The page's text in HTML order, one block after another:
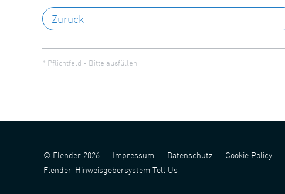
* Pflichtfeld - Bitte ausfüllen
© Flender 2026 Impressum Datenschutz Cookie Policy
Flender-Hinweisgebersystem Tell Us